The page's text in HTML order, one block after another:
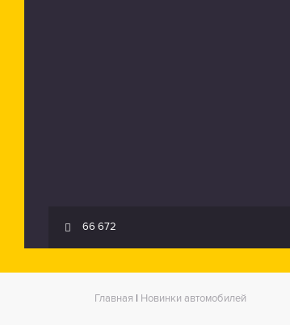
66 672
Главная Новинки автомобилей